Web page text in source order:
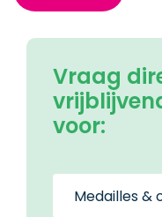
Vraag
voor: